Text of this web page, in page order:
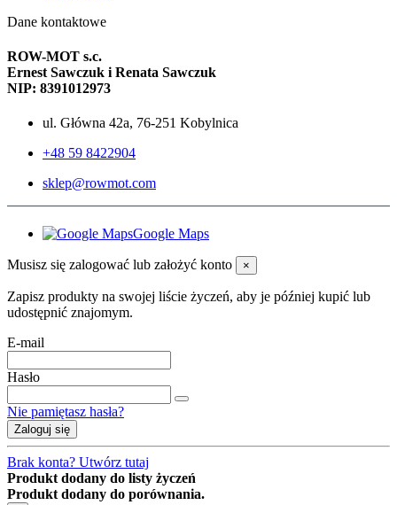
Dane kontaktowe
ROW-MOT s.c.
Ernest Sawczuk i Renata Sawczuk
NIP: 8391012973
ul. Główna 42a, 76-251 Kobylnica
+48 59 8422904
sklep@rowmot.com
Google Maps
Musisz się zalogować lub założyć konto ×
Zapisz produkty na swojej liście życzeń, aby je później kupić lub
udostępnić znajomym.
E-mail
Hasło
Nie pamiętasz hasła?
Zaloguj się
Brak konta? Utwórz tutaj
Produkt dodany do listy życzeń
Produkt dodany do porównania.